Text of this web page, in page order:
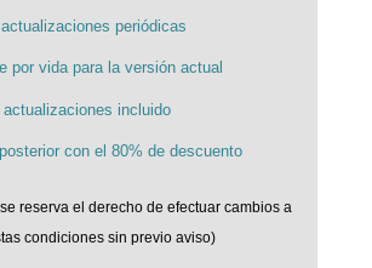
periódicas
por vida para la versión actual
actualizaciones incluido
con el 80% de descuento
reserva el derecho de efectuar cambios a
condiciones sin previo aviso)